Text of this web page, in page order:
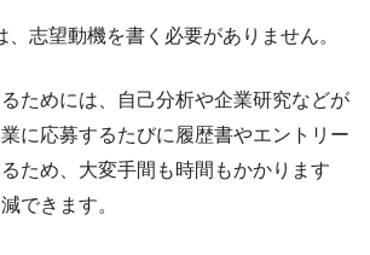
、志望動機を書く必要がありません。
ためには、自己分析や企業研究などが
に応募するたびに履歴書やエントリー
ため、大変手間も時間もかかります
できます。